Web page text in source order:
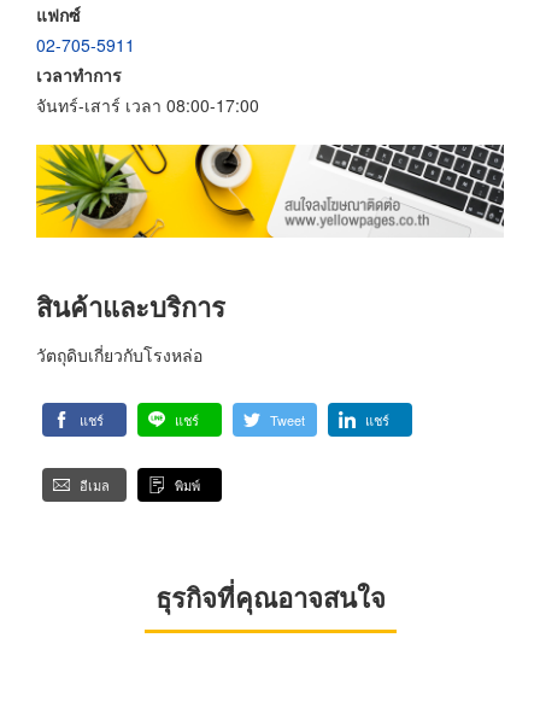
แฟกซ์
02-705-5911
เวลาทำการ
จันทร์-เสาร์ เวลา 08:00-17:00
สินค้าและบริการ
วัตถุดิบเกี่ยวกับโรงหล่อ
แชร์ แชร์ Tweet แชร์
อีเมล พิมพ์
ธุรกิจที่คุณอาจสนใจ